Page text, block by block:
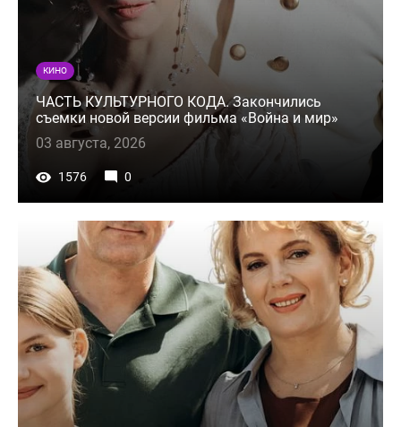
КИНО
ЧАСТЬ КУЛЬТУРНОГО КОДА. Закончились
съемки новой версии фильма «Война и мир»
03 августа, 2026
1576 0